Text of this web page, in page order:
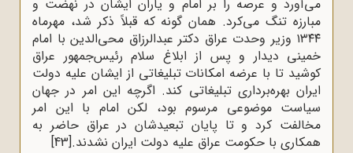
می‌آورد و عرصه را بر امام و یاران ایشان در نهضت و
مبارزه تنگ می‌کرد. همان گونه که قبلاً ذکر شد، مهرماه
۱۳۴۴ وزیر وحدت عراق دکتر عبدالرزاق محی‌الدین با امام
خمینی دیدار و پس از ابلاغ سلام رئیس‌جمهور عراق
کوشید تا با عرضه امکانات تبلیغاتی از ایشان علیه دولت
ایران بهره‌برداری تبلیغاتی کند. اگرچه این امر در جهان
سیاست موضوعی مرسوم بود، لکن امام با این امر
مخالفت کرد و تا پایان تبعیدشان در عراق حاضر به
همکاری با حکومت عراق علیه دولت ایران نشدند.[43]